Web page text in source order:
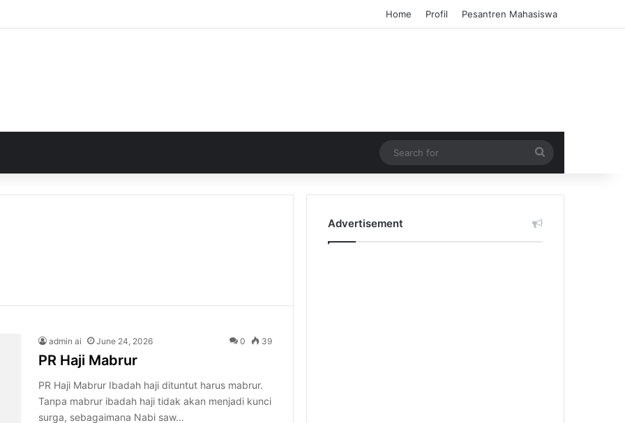
Home Profil Pesantren Mahasiswa
for
admin ai June 24, 2026 0 39
PR Haji Mabrur
PR Haji Mabrur Ibadah haji dituntut harus mabrur.
Tanpa mabrur ibadah haji tidak akan menjadi kunci
surga, sebagaimana Nabi saw…
Advertisement